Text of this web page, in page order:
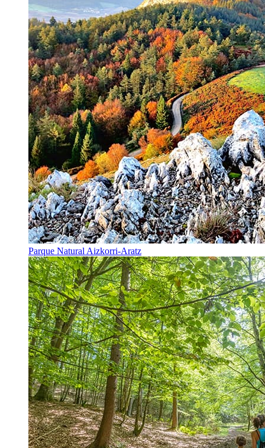
Parque Natural Aizkorri-Aratz